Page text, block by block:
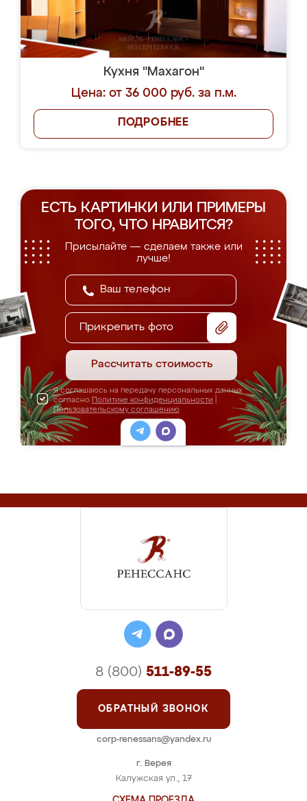
Кухня "Махагон"
Цена: от 36 000 руб. за п.м.
ПОДРОБНЕЕ
ЕСТЬ КАРТИНКИ ИЛИ ПРИМЕРЫ
ТОГО, ЧТО НРАВИТСЯ?
Присылайте — сделаем также или
лучше!
Прикрепить фото
Рассчитать стоимость
Я соглашаюсь на передачу персональных данных
согласно Политике конфиденциальности
Пользовательскому соглашению
г. Верея
Калужская ул., 17
8 (800) 511-89-55
ОБРАТНЫЙ ЗВОНОК
corp-renessans@yandex.ru